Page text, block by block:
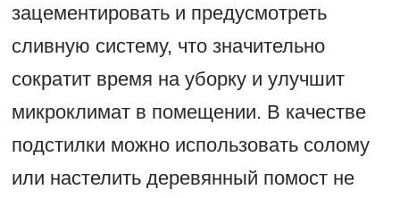
зацементировать и предусмотреть
сливную систему, что значительно
сократит время на уборку и улучшит
микроклимат в помещении. В качестве
подстилки можно использовать солому
или настелить деревянный помост не